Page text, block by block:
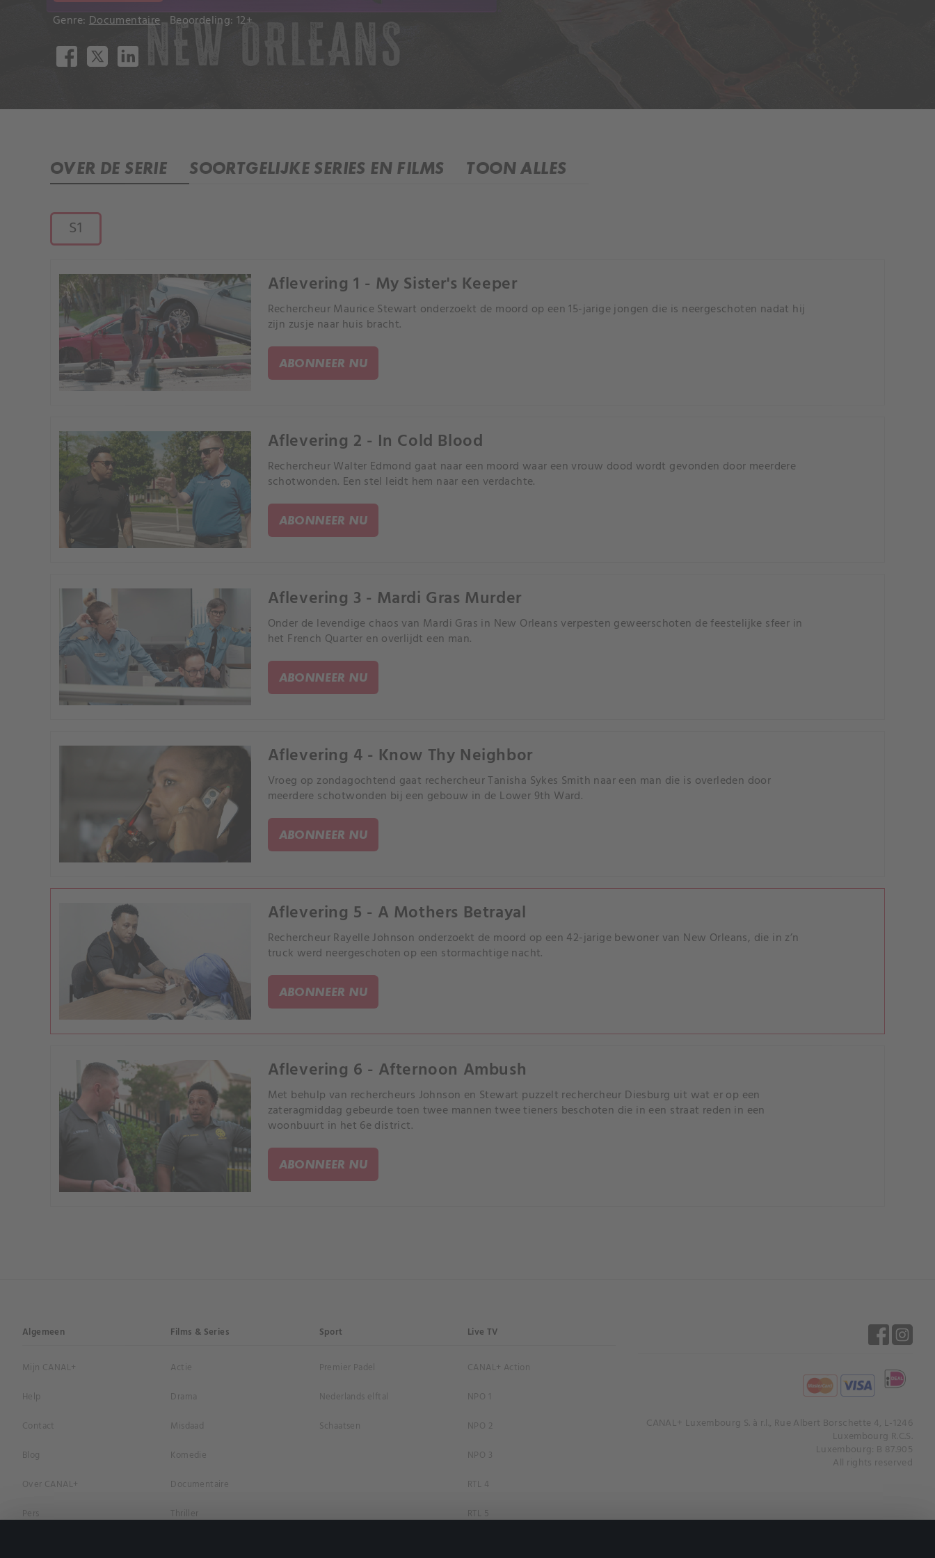
Genre: Documentaire Beoordeling: 12+
OVER DE SERIE SOORTGELIJKE SERIES EN FILMS TOON ALLES
S1
Aflevering 1 - My Sister's Keeper
Rechercheur Maurice Stewart onderzoekt de moord op een 15-jarige jongen die is neergeschoten nadat hij
zijn zusje naar huis bracht.
ABONNEER NU
Aflevering 2 - In Cold Blood
Rechercheur Walter Edmond gaat naar een moord waar een vrouw dood wordt gevonden door meerdere
schotwonden. Een stel leidt hem naar een verdachte.
ABONNEER NU
Aflevering 3 - Mardi Gras Murder
Onder de levendige chaos van Mardi Gras in New Orleans verpesten geweerschoten de feestelijke sfeer in
het French Quarter en overlijdt een man.
ABONNEER NU
Aflevering 4 - Know Thy Neighbor
Vroeg op zondagochtend gaat rechercheur Tanisha Sykes Smith naar een man die is overleden door
meerdere schotwonden bij een gebouw in de Lower 9th Ward.
ABONNEER NU
Aflevering 5 - A Mothers Betrayal
Rechercheur Rayelle Johnson onderzoekt de moord op een 42-jarige bewoner van New Orleans, die in z’n
truck werd neergeschoten op een stormachtige nacht.
ABONNEER NU
Aflevering 6 - Afternoon Ambush
Met behulp van rechercheurs Johnson en Stewart puzzelt rechercheur Diesburg uit wat er op een
zateragmiddag gebeurde toen twee mannen twee tieners beschoten die in een straat reden in een
woonbuurt in het 6e district.
ABONNEER NU
Algemeen
Mijn CANAL+
Help
Contact
Blog
Over CANAL+
Pers
Films & Series
Actie
Drama
Misdaad
Komedie
Documentaire
Thriller
Sport
Premier Padel
Nederlands elftal
Schaatsen
Live TV
CANAL+ Action
NPO 1
NPO 2
NPO 3
RTL 4
RTL 5
CANAL+ Luxembourg S. à r.l., Rue Albert Borschette 4, L-1246
Luxembourg R.C.S.
Luxembourg: B 87.905
All rights reserved